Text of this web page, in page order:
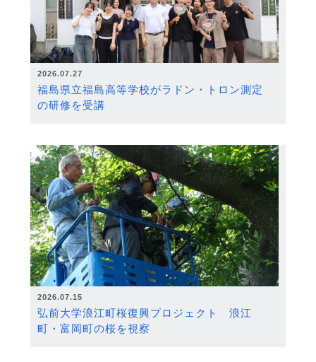
2026.07.27
福島県立福島高等学校がラドン・トロン測定
の研修を受講
2026.07.15
弘前大学浪江町桜復興プロジェクト 浪江
町・富岡町の桜を視察